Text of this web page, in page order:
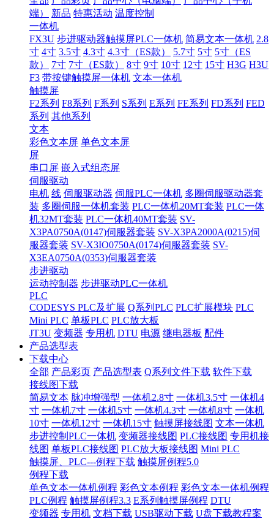
端）
新品 特惠活动 温度控制
一体机
FX3U 步进驱动器触摸屏PLC一体机 简易文本一体机 2.8
寸 4寸 3.5寸 4.3寸 4.3寸（ES款） 5.7寸 5寸 5寸（ES
款）
7寸 7寸（ES款） 8寸 9寸 10寸 12寸 15寸 H3G H3U
F3 带按键触摸屏一体机 文本一体机
触摸屏
F2系列 F8系列 F系列 S系列 E系列 FE系列 FD系列 FED
系列 其他系列
文本
彩色文本屏 单色文本屏
屏
串口屏 嵌入式组态屏
伺服驱动
电机 线 伺服驱动器 伺服PLC一体机 多圈伺服驱动器套
装 多圈伺服一体机套装 PLC一体机20MT套装 PLC一体
机32MT套装 PLC一体机40MT套装 SV-
X3PA0750A(0147)伺服器套装 SV-X3PA2000A(0215)伺
服器套装 SV-X3IO0750A(0174)伺服器套装 SV-
X3EA0750A(0353)伺服器套装
步进驱动
运动控制器 步进驱动PLC一体机
PLC
CODESYS PLC及扩展 Q系列PLC PLC扩展模块 PLC
Mini PLC 单板PLC PLC放大板
JT3U 变频器 专用机 DTU 电源 继电器板 配件
产品选型表
下载中心
全部 产品彩页 产品选型表 Q系列文件下载 软件下载
接线图下载
简易文本 脉冲增强型 一体机2.8寸 一体机3.5寸 一体机4
寸 一体机7寸 一体机5寸 一体机4.3寸 一体机8寸 一体机
10寸 一体机12寸 一体机15寸 触摸屏接线图 文本一体机
步进控制PLC一体机 变频器接线图 PLC接线图 专用机接
线图 单板PLC接线图 PLC放大板接线图 Mini PLC
触摸屏、PLC---例程下载 触摸屏例程5.0
例程下载
单色文本一体机例程 彩色文本例程 彩色文本一体机例程
PLC例程 触摸屏例程3.3 E系列触摸屏例程 DTU
变频器 专用机 文档下载 USB驱动下载 U盘下载教程案